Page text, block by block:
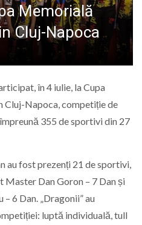
Memorială
Cluj-Napoca
în 4 iulie, la Cupa
Cluj-Napoca, competiție de
355 de sportivi din 27
au fost prezenți 21 de sportivi,
Dan Goron – 7 Dan și
6 Dan. „Dragonii” au
luptă individuală, tull